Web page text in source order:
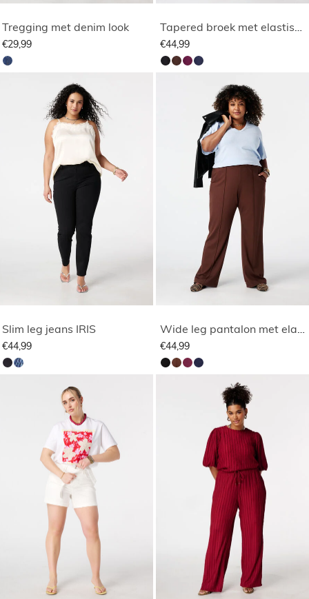
Tregging met denim look
€29,99
Tapered broek met elastische taille
€44,99
Slim leg jeans IRIS
€44,99 €44,99